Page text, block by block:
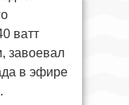
ватт
завоевал
в эфире